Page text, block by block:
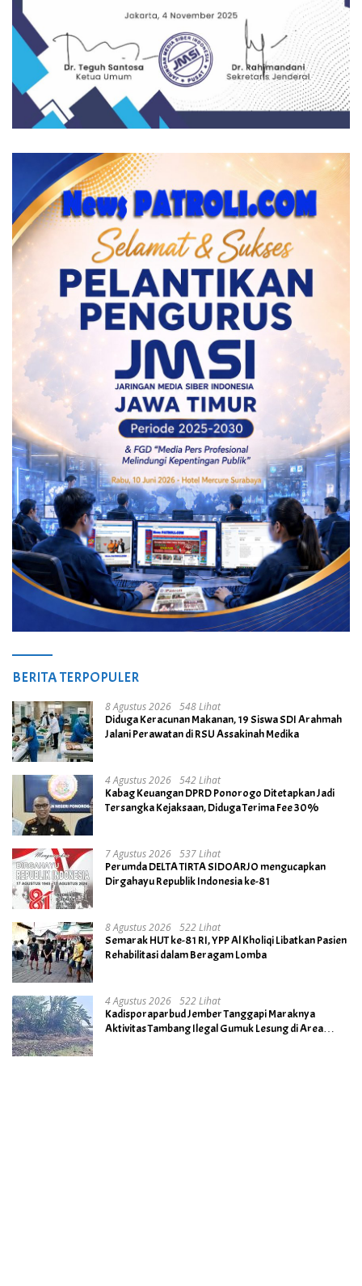
BERITA TERPOPULER
8 Agustus 2026 548 Lihat
Diduga Keracunan Makanan, 19 Siswa SDI Arahmah
Jalani Perawatan di RSU Assakinah Medika
4 Agustus 2026 542 Lihat
Kabag Keuangan DPRD Ponorogo Ditetapkan Jadi
Tersangka Kejaksaan, Diduga Terima Fee 30%
7 Agustus 2026 537 Lihat
Perumda DELTA TIRTA SIDOARJO mengucapkan
Dirgahayu Republik Indonesia ke-81
8 Agustus 2026 522 Lihat
Semarak HUT ke-81 RI, YPP Al Kholiqi Libatkan Pasien
Rehabilitasi dalam Beragam Lomba
4 Agustus 2026 522 Lihat
Kadisporaparbud Jember Tanggapi Maraknya
Aktivitas Tambang Ilegal Gumuk Lesung di Area